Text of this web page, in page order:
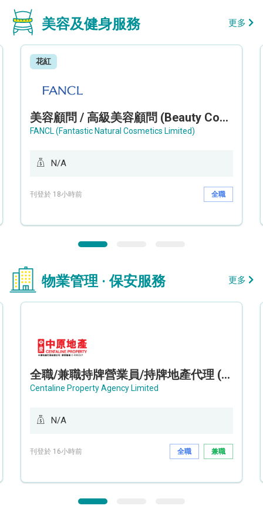
美容及健身服務 更多
花紅
美容顧問 / 高級美容顧問 (Beauty Consultant / Senior Beauty Consultant)
FANCL (Fantastic Natural Cosmetics Limited)
N/A
刊登於 18小時前 全職
物業管理 · 保安服務 更多
全職/兼職持牌營業員/持牌地產代理 (長沙灣/將軍澳/油塘)
Centaline Property Agency Limited
N/A
刊登於 16小時前 全職 兼職